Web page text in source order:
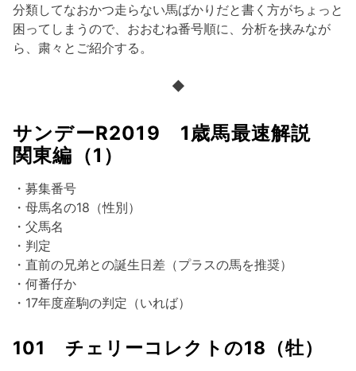
分類してなおかつ走らない馬ばかりだと書く方がちょっと
困ってしまうので、おおむね番号順に、分析を挟みなが
ら、粛々とご紹介する。
◆
サンデーR2019 1歳馬最速解説
関東編（1）
・募集番号
・母馬名の18（性別）
・父馬名
・判定
・直前の兄弟との誕生日差（プラスの馬を推奨）
・何番仔か
・17年度産駒の判定（いれば）
101 チェリーコレクトの18（牡）